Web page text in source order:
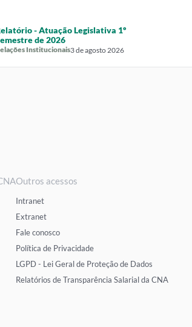
- Atuação Legislativa 1º
de 2026
Institucionais3 de agosto 2026
Outros acessos
Intranet
Extranet
Fale conosco
Política de Privacidade
LGPD - Lei Geral de Proteção de Dados
Relatórios de Transparência Salarial da CNA